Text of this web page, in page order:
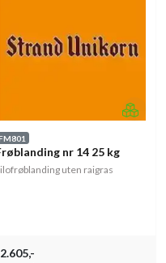
nr 14 25 kg
uten raigras
2.605,-